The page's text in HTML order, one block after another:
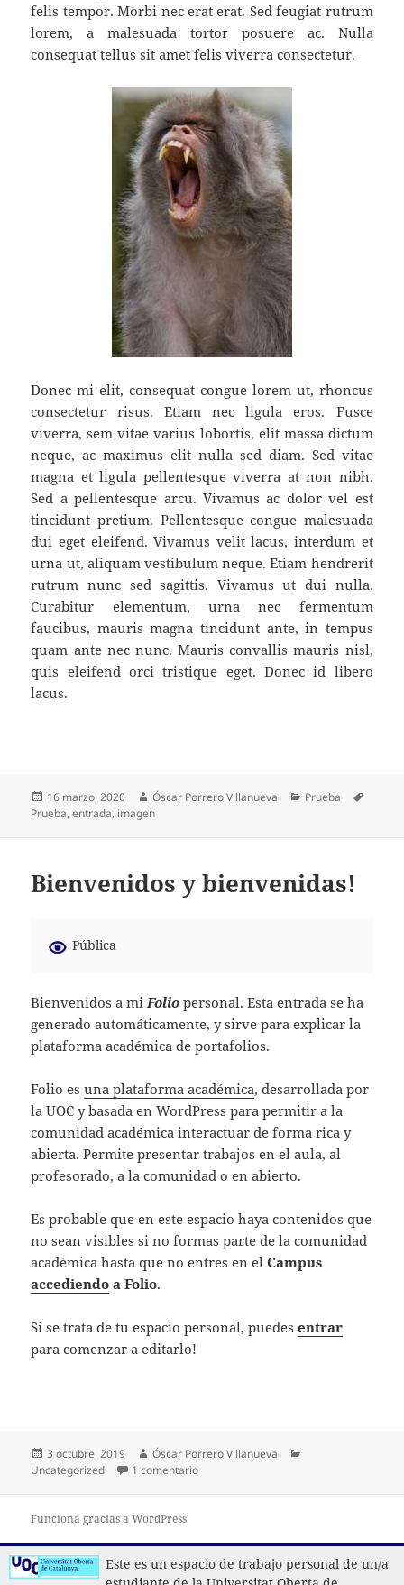
felis tempor. Morbi nec erat erat. Sed feugiat rutrum
lorem, a malesuada tortor posuere ac. Nulla
consequat tellus sit amet felis viverra consectetur.
Donec mi elit, consequat congue lorem ut, rhoncus
consectetur risus. Etiam nec ligula eros. Fusce
viverra, sem vitae varius lobortis, elit massa dictum
neque, ac maximus elit nulla sed diam. Sed vitae
magna et ligula pellentesque viverra at non nibh.
Sed a pellentesque arcu. Vivamus ac dolor vel est
tincidunt pretium. Pellentesque congue malesuada
dui eget eleifend. Vivamus velit lacus, interdum et
urna ut, aliquam vestibulum neque. Etiam hendrerit
rutrum nunc sed sagittis. Vivamus ut dui nulla.
Curabitur elementum, urna nec fermentum
faucibus, mauris magna tincidunt ante, in tempus
quam ante nec nunc. Mauris convallis mauris nisl,
quis eleifend orci tristique eget. Donec id libero
lacus.
Publicado
el
16 marzo, 2020 Autor
Óscar Porrero Villanueva Categorías
Prueba
Prueba,entrada, imagen
Bienvenidos y bienvenidas!
Pública
Bienvenidos a miFolio personal. Esta entrada se ha
generado automáticamente, y sirve para explicar la
plataforma académica de portafolios.
Folio esuna plataforma académica, desarrollada por
la UOC y basada en WordPress para permitir a la
comunidad académica interactuar de forma rica y
abierta. Permite presentar trabajos en el aula, al
profesorado, a la comunidad o en abierto.
Es probable que en este espacio haya contenidos que
no sean visibles si no formas parte de la comunidad
académica hasta que no entres en elCampus
accediendo a Folio.
Si se trata de tu espacio personal, puedesentrar
para comenzar a editarlo!
Publicado
el
3 octubre, 2019 Autor
Óscar Porrero Villanueva
Uncategorized
1 comentarioen Bienvenidos y bienvenidas!
Funciona gracias a WordPress
Este es un espacio de trabajo personal de un/a